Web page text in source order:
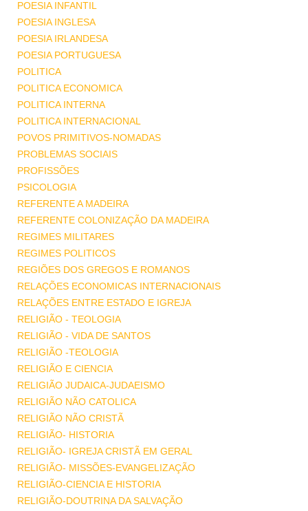
POESIA INFANTIL
POESIA INGLESA
POESIA IRLANDESA
POESIA PORTUGUESA
POLITICA
POLITICA ECONOMICA
POLITICA INTERNA
POLITICA INTERNACIONAL
POVOS PRIMITIVOS-NOMADAS
PROBLEMAS SOCIAIS
PROFISSÕES
PSICOLOGIA
REFERENTE A MADEIRA
REFERENTE COLONIZAÇÃO DA MADEIRA
REGIMES MILITARES
REGIMES POLITICOS
REGIÕES DOS GREGOS E ROMANOS
RELAÇÕES ECONOMICAS INTERNACIONAIS
RELAÇÕES ENTRE ESTADO E IGREJA
RELIGIÃO - TEOLOGIA
RELIGIÃO - VIDA DE SANTOS
RELIGIÃO -TEOLOGIA
RELIGIÃO E CIENCIA
RELIGIÃO JUDAICA-JUDAEISMO
RELIGIÃO NÃO CATOLICA
RELIGIÃO NÃO CRISTÃ
RELIGIÃO- HISTORIA
RELIGIÃO- IGREJA CRISTÃ EM GERAL
RELIGIÃO- MISSÕES-EVANGELIZAÇÃO
RELIGIÃO-CIENCIA E HISTORIA
RELIGIÃO-DOUTRINA DA SALVAÇÃO